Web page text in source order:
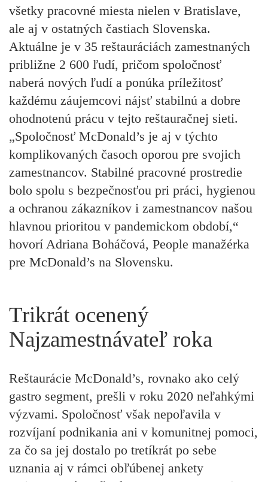
všetky pracovné miesta nielen v Bratislave,
ale aj v ostatných častiach Slovenska.
Aktuálne je v 35 reštauráciách zamestnaných
približne 2 600 ľudí, pričom spoločnosť
naberá nových ľudí a ponúka príležitosť
každému záujemcovi nájsť stabilnú a dobre
ohodnotenú prácu v tejto reštauračnej sieti.
„Spoločnosť McDonald’s je aj v týchto
komplikovaných časoch oporou pre svojich
zamestnancov. Stabilné pracovné prostredie
bolo spolu s bezpečnosťou pri práci, hygienou
a ochranou zákazníkov i zamestnancov našou
hlavnou prioritou v pandemickom období,“
hovorí Adriana Boháčová, People manažérka
pre McDonald’s na Slovensku.
Trikrát ocenený
Najzamestnávateľ roka
Reštaurácie McDonald’s, rovnako ako celý
gastro segment, prešli v roku 2020 neľahkými
výzvami. Spoločnosť však nepoľavila v
rozvíjaní podnikania ani v komunitnej pomoci,
za čo sa jej dostalo po tretíkrát po sebe
uznania aj v rámci obľúbenej ankety